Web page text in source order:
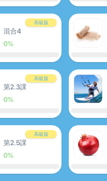
高級版
混合4
0%
高級版
第2.3課
0%
高級版
第2.5課
0%